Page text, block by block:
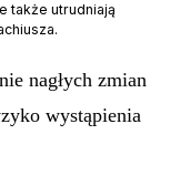
także utrudniają
nagłych zmian
wystąpienia